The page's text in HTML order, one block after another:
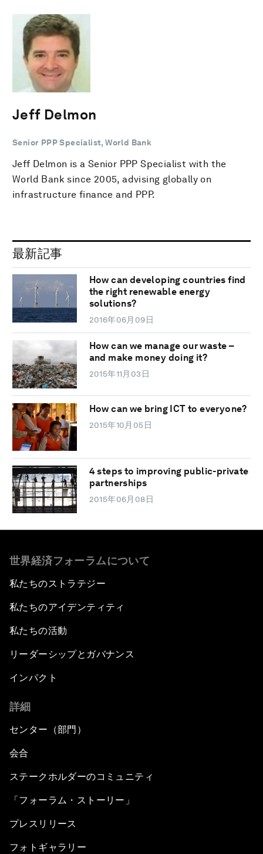
Jeff Delmon
Senior PPP Specialist, World Bank
Jeff Delmon is a Senior PPP Specialist with the
World Bank since 2005, advising globally on
infrastructure finance and PPP.
最新記事
How can developing countries find
the right renewable energy
solutions?
2016年06月09日
How can we manage our waste –
and make money doing it?
2015年11月03日
How can we bring ICT to everyone?
2015年10月05日
4 steps to improving public-private
partnerships
2015年06月08日
世界経済フォーラムについて
私たちのストラテジー
私たちのアイデンティティ
私たちの活動
リーダーシップとガバナンス
インパクト
詳細
センター（部門）
会合
ステークホルダーのコミュニティ
「フォーラム・ストーリー」
プレスリリース
フォトギャラリー